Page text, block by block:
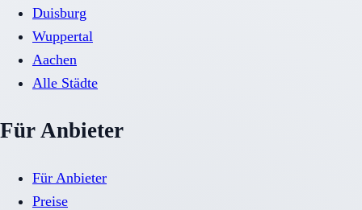
Duisburg
Wuppertal
Aachen
Alle Städte
Für Anbieter
Für Anbieter
Preise